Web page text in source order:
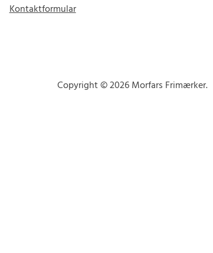
Kontaktformular
Copyright © 2026 Morfars Frimærker.